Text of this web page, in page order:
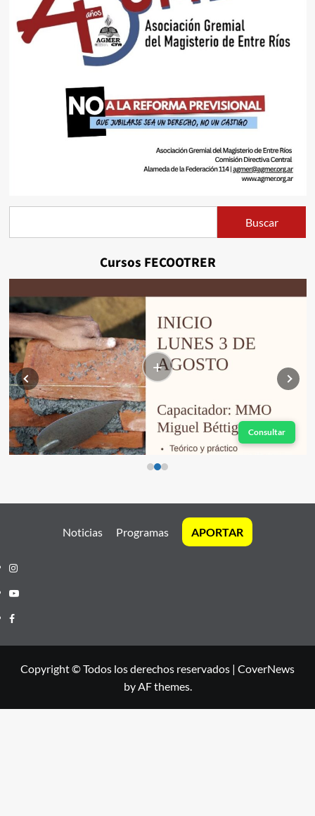
Buscar
Cursos FECOOTRER
+
Consultar
Noticias Programas APORTAR
Instagram
Youtube
Facebook
Copyright © Todos los derechos reservados | CoverNews
by AF themes.